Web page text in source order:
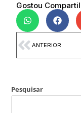
Gostou
ANTERIOR
Pesquisar